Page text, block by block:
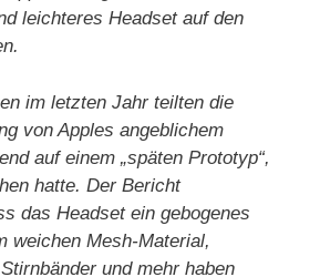
leichteres Headset auf den
im letzten Jahr teilten die
von Apples angeblichem
auf einem „späten Prototyp“,
hatte. Der Bericht
das Headset ein gebogenes
weichen Mesh-Material,
und mehr haben